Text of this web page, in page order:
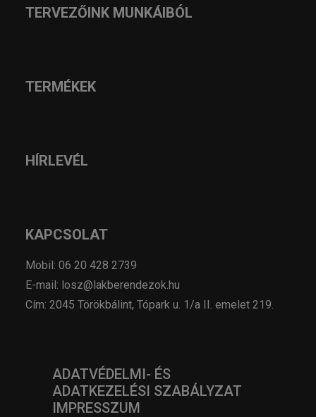
TERVEZŐINK MUNKÁIBÓL
TERMÉKEK
HÍRLEVÉL
KAPCSOLAT
Mobil: 06 20 428 2739
E-mail: losz@lakberendezok.hu
Cím: 2045 Törökbálint, Tópark u. 1/a II. emelet 219.
ADATVÉDELMI- ÉS
ADATKEZELÉSI SZABÁLYZAT
IMPRESSZUM